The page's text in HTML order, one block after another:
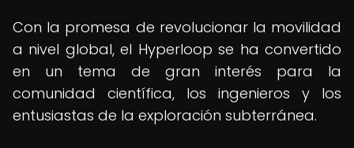
Con la promesa de revolucionar la movilidad
a nivel global, el Hyperloop se ha convertido
en un tema de gran interés para la
comunidad científica, los ingenieros y los
entusiastas de la exploración subterránea.